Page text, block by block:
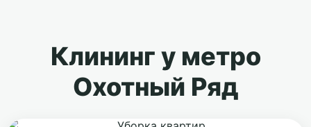
Клининг у метро
Охотный Ряд